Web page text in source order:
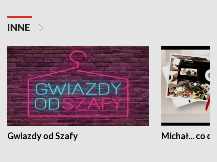
INNE
Gwiazdy od Szafy Michał... co